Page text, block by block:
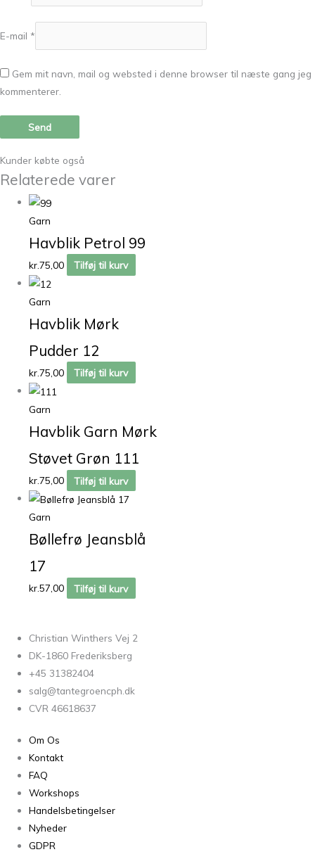
E-mail *
Gem mit navn, mail og websted i denne browser til næste gang jeg
kommenterer.
Kunder købte også
Relaterede varer
Garn
Havblik Petrol 99
kr.75,00 Tilføj til kurv
Garn
Havblik Mørk
Pudder 12
kr.75,00 Tilføj til kurv
Garn
Havblik Garn Mørk
Støvet Grøn 111
kr.75,00 Tilføj til kurv
Garn
Bøllefrø Jeansblå
17
kr.57,00 Tilføj til kurv
Christian Winthers Vej 2
DK-1860 Frederiksberg
+45 31382404
salg@tantegroencph.dk
CVR 46618637
Om Os
Kontakt
FAQ
Workshops
Handelsbetingelser
Nyheder
GDPR